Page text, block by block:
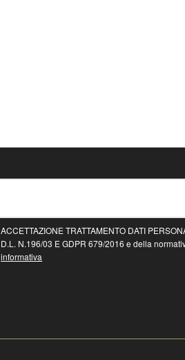
ACCETTAZIONE TRATTAMENTO DATI
D.L. N.196/03 E GDPR 679/2016 e della
informativa